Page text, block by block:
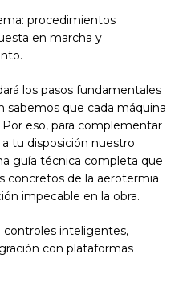
procedimientos
enmarcha y
los pasos fundamentales
sabemos que cada máquina
eso, para complementar
tu disposición nuestro
guía técnica completa que
concretos de la aerotermia
impecable en la obra.
controles inteligentes,
con plataformas